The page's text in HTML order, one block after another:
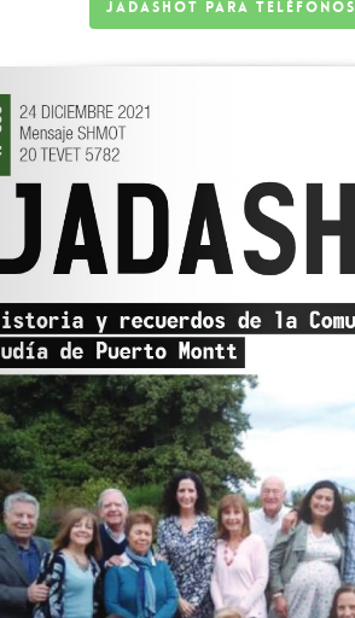
Jadashot para teléfonos